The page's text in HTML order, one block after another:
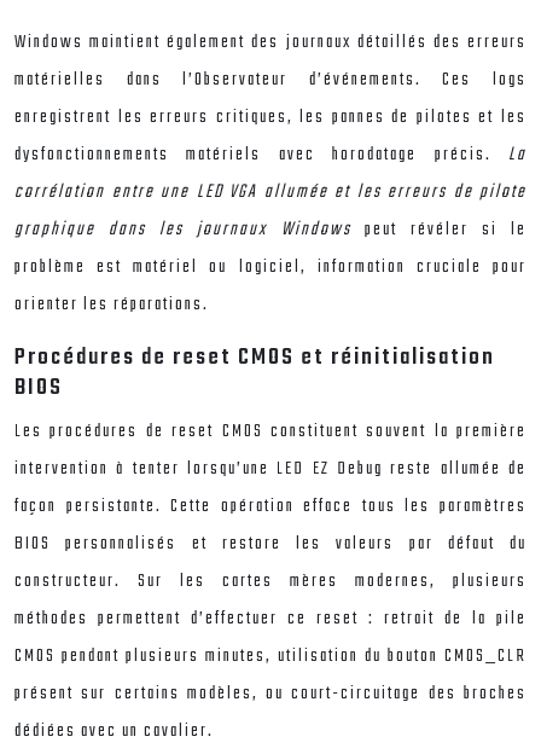
Windows maintient également des journaux détaillés des erreurs
matérielles dans l’Observateur d’événements. Ces logs
enregistrent les erreurs critiques, les pannes de pilotes et les
dysfonctionnements matériels avec horodatage précis. La
corrélation entre une LED VGA allumée et les erreurs de pilote
graphique dans les journaux Windows peut révéler si le
problème est matériel ou logiciel, information cruciale pour
orienter les réparations.
Procédures de reset CMOS et réinitialisation
BIOS
Les procédures de reset CMOS constituent souvent la première
intervention à tenter lorsqu’une LED EZ Debug reste allumée de
façon persistante. Cette opération efface tous les paramètres
BIOS personnalisés et restore les valeurs par défaut du
constructeur. Sur les cartes mères modernes, plusieurs
méthodes permettent d’effectuer ce reset : retrait de la pile
CMOS pendant plusieurs minutes, utilisation du bouton CMOS_CLR
présent sur certains modèles, ou court-circuitage des broches
dédiées avec un cavalier.